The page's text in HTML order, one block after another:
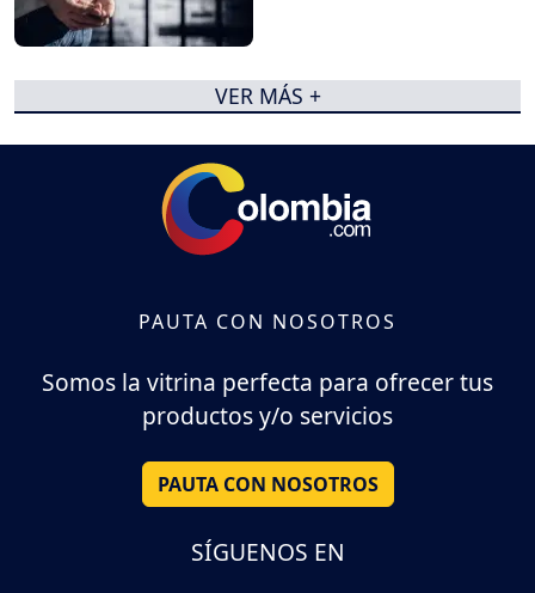
VER MÁS +
PAUTA CON NOSOTROS
Somos la vitrina perfecta para ofrecer tus
productos y/o servicios
PAUTA CON NOSOTROS
SÍGUENOS EN